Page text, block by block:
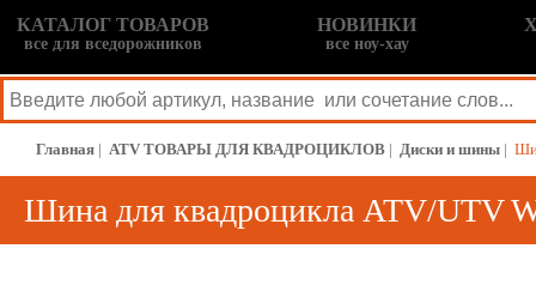
КАТАЛОГ ТОВАРОВ
все для вседорожников
НОВИНКИ
все ноу-хау
Главная | ATV ТОВАРЫ ДЛЯ КВАДРОЦИКЛОВ | Диски и шины |
Шина для квадроцикла ATV/UTV